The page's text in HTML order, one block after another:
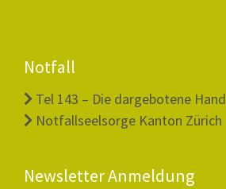
Notfall
Tel 143 – Die dargebotene Hand
Notfallseelsorge Kanton Zürich
Newsletter Anmeldung